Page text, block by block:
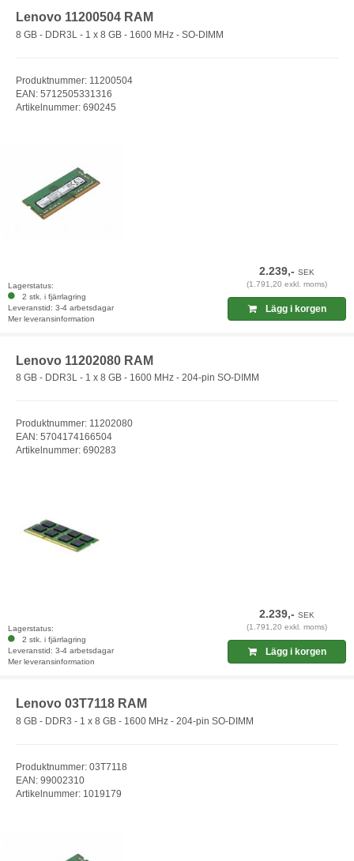
Lenovo 11200504 RAM
8 GB - DDR3L - 1 x 8 GB - 1600 MHz - SO-DIMM
Produktnummer: 11200504
EAN: 5712505331316
Artikelnummer: 690245
Lagerstatus:
2 stk. i fjärrlagring
Leveranstid: 3-4 arbetsdagar
Mer leveransinformation
2.239,-SEK
(1.791,20 exkl. moms)
Lägg i korgen
Lenovo 11202080 RAM
8 GB - DDR3L - 1 x 8 GB - 1600 MHz - 204-pin SO-DIMM
Produktnummer: 11202080
EAN: 5704174166504
Artikelnummer: 690283
Lagerstatus:
2 stk. i fjärrlagring
Leveranstid: 3-4 arbetsdagar
Mer leveransinformation
2.239,-SEK
(1.791,20 exkl. moms)
Lägg i korgen
Lenovo 03T7118 RAM
8 GB - DDR3 - 1 x 8 GB - 1600 MHz - 204-pin SO-DIMM
Produktnummer: 03T7118
EAN: 99002310
Artikelnummer: 1019179